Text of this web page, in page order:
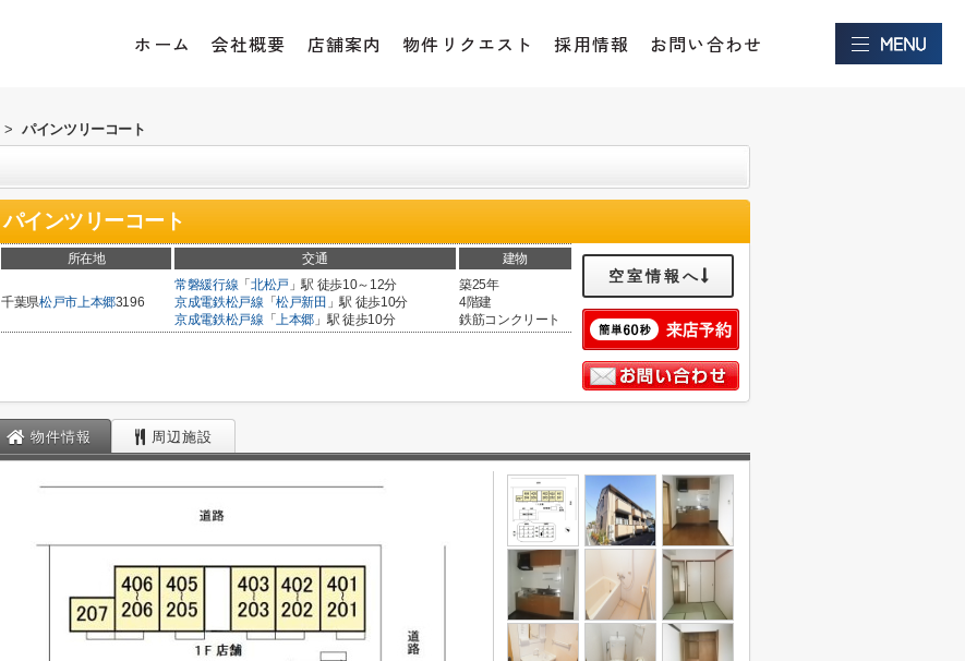
ホーム 会社概要 店舗案内 物件リクエスト 採用情報 お問い合わせ
> パインツリーコート
パインツリーコート
所在地 交通 建物
千葉県松戸市上本郷3196
常磐緩行線 「 北松戸」駅 徒歩10～12分
京成電鉄松戸線 「松戸新田 」駅 徒歩10分
京成電鉄松戸線 「上本郷 」駅 徒歩10分
築25年
4階建
鉄筋コンクリート
空室情報へ
物件情報 周辺施設